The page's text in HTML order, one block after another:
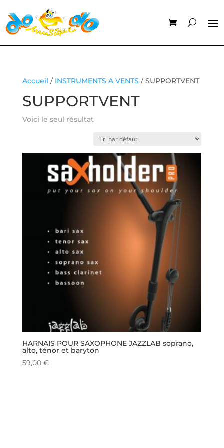
Accueil / INSTRUMENTS A VENTS / SUPPORTVENT
SUPPORTVENT
Voici le seul résultat
HARNAIS POUR SAXOPHONE JAZZLAB soprano,
alto, ténor et baryton
59,00 €